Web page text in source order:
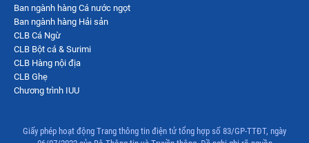
Ban ngành hàng Cá nước ngọt
Ban ngành hàng Hải sản
CLB Cá Ngừ
CLB Bột cá & Surimi
CLB Hàng nội địa
CLB Ghẹ
Chương trình IUU
Giấy phép hoạt động Trang thông tin điện tử tổng hợp số 83/GP-TTĐT, ngày